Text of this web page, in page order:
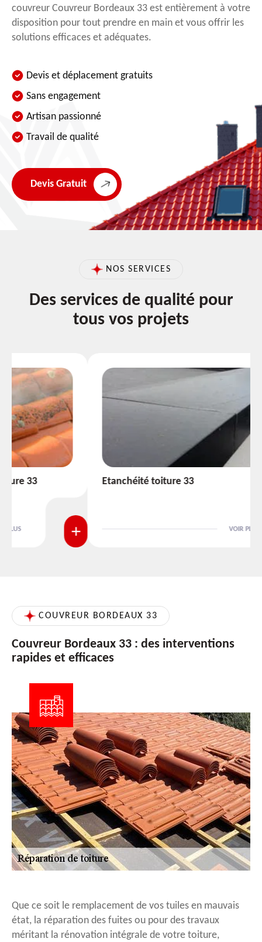
couvreur Couvreur Bordeaux 33 est entièrement à votre
disposition pour tout prendre en main et vous offrir les
solutions efficaces et adéquates.
Devis et déplacement gratuits
Sans engagement
Artisan passionné
Travail de qualité
Devis Gratuit
NOS SERVICES
Des services de qualité pour
tous vos projets
Etanchéité toiture 33
VOIR PLUS
COUVREUR BORDEAUX 33
Couvreur Bordeaux 33 : des interventions
rapides et efficaces
Que ce soit le remplacement de vos tuiles en mauvais
état, la réparation des fuites ou pour des travaux
méritant la rénovation intégrale de votre toiture,